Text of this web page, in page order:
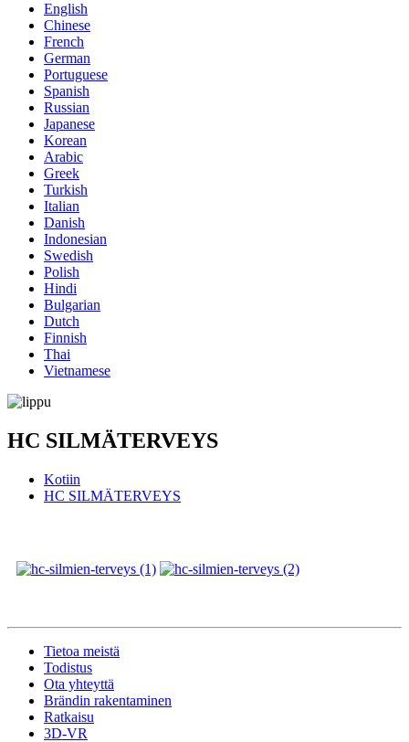
English
Chinese
French
German
Portuguese
Spanish
Russian
Japanese
Korean
Arabic
Greek
Turkish
Italian
Danish
Indonesian
Swedish
Polish
Hindi
Bulgarian
Dutch
Finnish
Thai
Vietnamese
HC SILMÄTERVEYS
Kotiin
HC SILMÄTERVEYS
Tietoa meistä
Todistus
Ota yhteyttä
Brändin rakentaminen
Ratkaisu
3D-VR